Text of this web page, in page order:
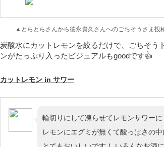
▲とらとらさんから徳永貴久さんへのごちそうさま投
炭酸水にカットレモンを絞るだけで、ごちそう
ンがたっぷり入ったビジュアルもgoodです👍
カットレモン in サワー
輪切りにして凍らせてレモンサワーに
レモンにエグミが無くて酸っぱさの